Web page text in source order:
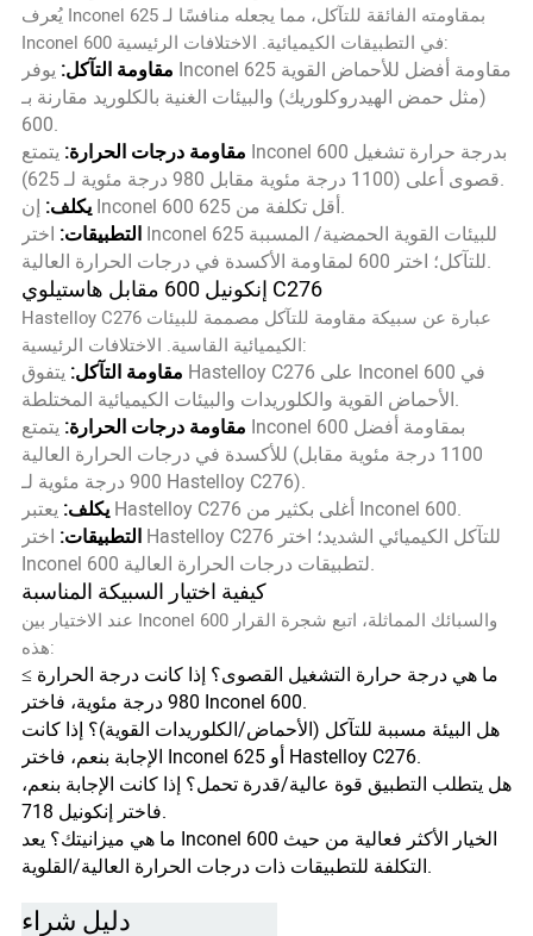
يُعرف Inconel 625 بمقاومته الفائقة للتآكل، مما يجعله منافسًا لـ
Inconel 600 في التطبيقات الكيميائية. الاختلافات الرئيسية:
مقاومة التآكل: يوفر Inconel 625 مقاومة أفضل للأحماض القوية
(مثل حمض الهيدروكلوريك) والبيئات الغنية بالكلوريد مقارنة بـ
600.
مقاومة درجات الحرارة: يتمتع Inconel 600 بدرجة حرارة تشغيل
قصوى أعلى (1100 درجة مئوية مقابل 980 درجة مئوية لـ 625).
يكلف:
إن Inconel 600 أقل تكلفة من 625.
التطبيقات: اختر Inconel 625 للبيئات القوية الحمضية/ المسببة
للتآكل؛ اختر 600 لمقاومة الأكسدة في درجات الحرارة العالية.
إنكونيل 600 مقابل هاستيلوي C276
Hastelloy C276 عبارة عن سبيكة مقاومة للتآكل مصممة للبيئات
الكيميائية القاسية. الاختلافات الرئيسية:
مقاومة التآكل: يتفوق Hastelloy C276 على Inconel 600 في
الأحماض القوية والكلوريدات والبيئات الكيميائية المختلطة.
مقاومة درجات الحرارة: يتمتع Inconel 600 بمقاومة أفضل
للأكسدة في درجات الحرارة العالية (1100 درجة مئوية مقابل
900 درجة مئوية لـ Hastelloy C276).
يكلف:
يعتبر Hastelloy C276 أغلى بكثير من Inconel 600.
التطبيقات: اختر Hastelloy C276 للتآكل الكيميائي الشديد؛ اختر
Inconel 600 لتطبيقات درجات الحرارة العالية.
كيفية اختيار السبيكة المناسبة
عند الاختيار بين Inconel 600 والسبائك المماثلة، اتبع شجرة القرار
هذه:
ما هي درجة حرارة التشغيل القصوى؟ إذا كانت درجة الحرارة ≥
980 درجة مئوية، فاختر Inconel 600.
هل البيئة مسببة للتآكل (الأحماض/الكلوريدات القوية)؟ إذا كانت
الإجابة بنعم، فاختر Inconel 625 أو Hastelloy C276.
هل يتطلب التطبيق قوة عالية/قدرة تحمل؟ إذا كانت الإجابة بنعم،
فاختر إنكونيل 718.
ما هي ميزانيتك؟ يعد Inconel 600 الخيار الأكثر فعالية من حيث
التكلفة للتطبيقات ذات درجات الحرارة العالية/القلوية.